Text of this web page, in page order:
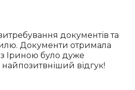
документів та
Документи отримала
Іриною було дуже
відгук!